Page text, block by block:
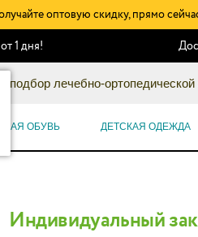
оптовую скидку, прямо
1 дня!
подбор лечебно-
ОБУВЬ ДЕТСКАЯ ОДЕЖДА
Индивидуальный